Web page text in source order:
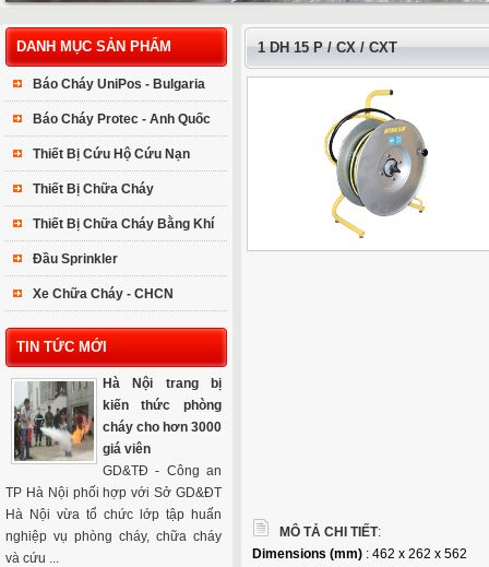
DANH MỤC SẢN PHẨM
Báo Cháy UniPos - Bulgaria
Báo Cháy Protec - Anh Quốc
Thiết Bị Cứu Hộ Cứu Nạn
Thiết Bị Chữa Cháy
Thiết Bị Chữa Cháy Bằng Khí
Đầu Sprinkler
Xe Chữa Cháy - CHCN
TIN TỨC MỚI
Hà Nội trang bị
kiến thức phòng
cháy cho hơn 3000
giá viên
GD&TĐ - Công an
TP Hà Nội phối hợp với Sở GD&ĐT
Hà Nội vừa tổ chức lớp tập huấn
nghiệp vụ phòng cháy, chữa cháy
và cứu ...
1 DH 15 P / CX / CXT
MÔ TẢ CHI TIẾT:
Dimensions (mm) : 462 x 262 x 562